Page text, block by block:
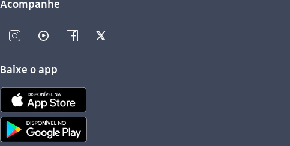
Acompanhe
instagram_outline video_outline facebook_outline twitter_outline
Baixe o app